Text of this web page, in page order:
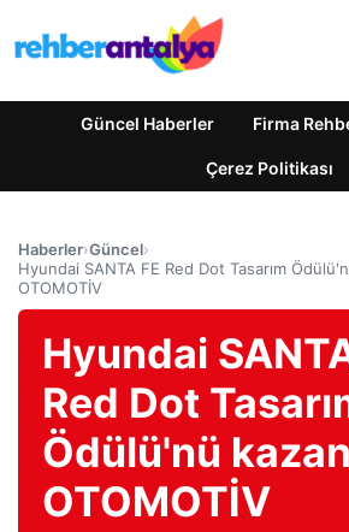
Güncel Haberler Firma
Çerez Politikası
Haberler›Güncel›
Hyundai SANTA FE Red Dot Tasarım
OTOMOTİV
Hyundai
Red Dot
Ödülü'nü
OTOMOTİV